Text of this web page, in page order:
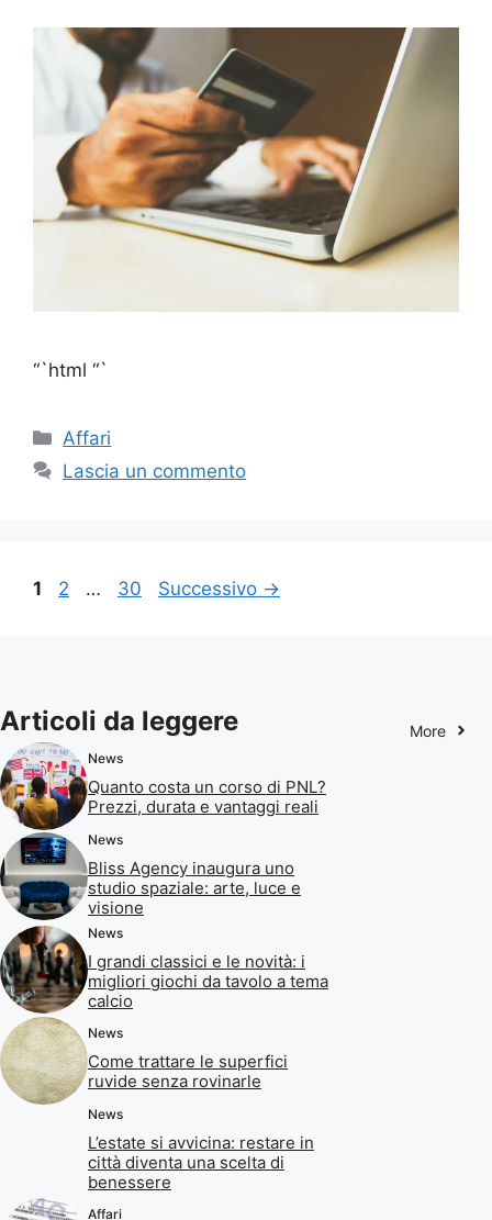
“`html “`
Categorie
Affari
Lascia un commento
Pagina
1 Pagina
2 … Pagina
30 Successivo →
Articoli da leggere More
News
Quanto costa un corso di PNL?
Prezzi, durata e vantaggi reali
News
Bliss Agency inaugura uno
studio spaziale: arte, luce e
visione
News
I grandi classici e le novità: i
migliori giochi da tavolo a tema
calcio
News
Come trattare le superfici
ruvide senza rovinarle
News
L’estate si avvicina: restare in
città diventa una scelta di
benessere
Affari